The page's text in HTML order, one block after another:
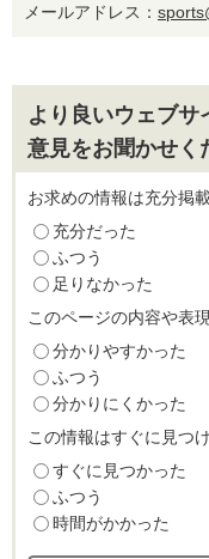
メールアドレス：
より良いウェブサ
意見をお聞かせく
お求めの情報は充分掲
充分だった
ふつう
足りなかった
このページの内容や表
分かりやすかった
ふつう
分かりにくかった
この情報はすぐに見つ
すぐに見つかった
ふつう
時間がかかった